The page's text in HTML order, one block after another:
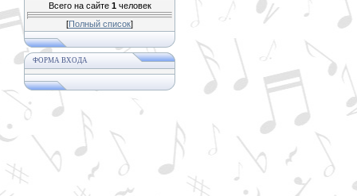
Всего на сайте 1человек
[Полный список]
ФОРМА ВХОДА